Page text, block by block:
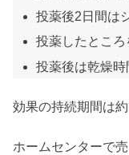
投薬後2日間は
投薬したとこ
投薬後は乾燥
効果の持続期間は約
ホームセンターで